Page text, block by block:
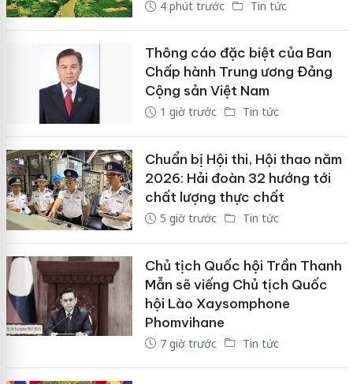
4 phút trước Tin tức
Thông cáo đặc biệt của Ban
Chấp hành Trung ương Đảng
Cộng sản Việt Nam
1 giờ trước Tin tức
Chuẩn bị Hội thi, Hội thao năm
2026: Hải đoàn 32 hướng tới
chất lượng thực chất
5 giờ trước Tin tức
Chủ tịch Quốc hội Trần Thanh
Mẫn sẽ viếng Chủ tịch Quốc
hội Lào Xaysomphone
Phomvihane
7 giờ trước Tin tức